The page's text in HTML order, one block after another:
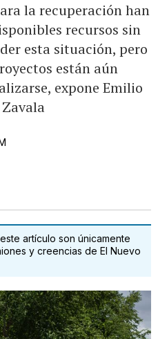
la recuperación han
recursos sin
esta situación, pero
están aún
expone Emilio
artículo son únicamente
y creencias de El Nuevo